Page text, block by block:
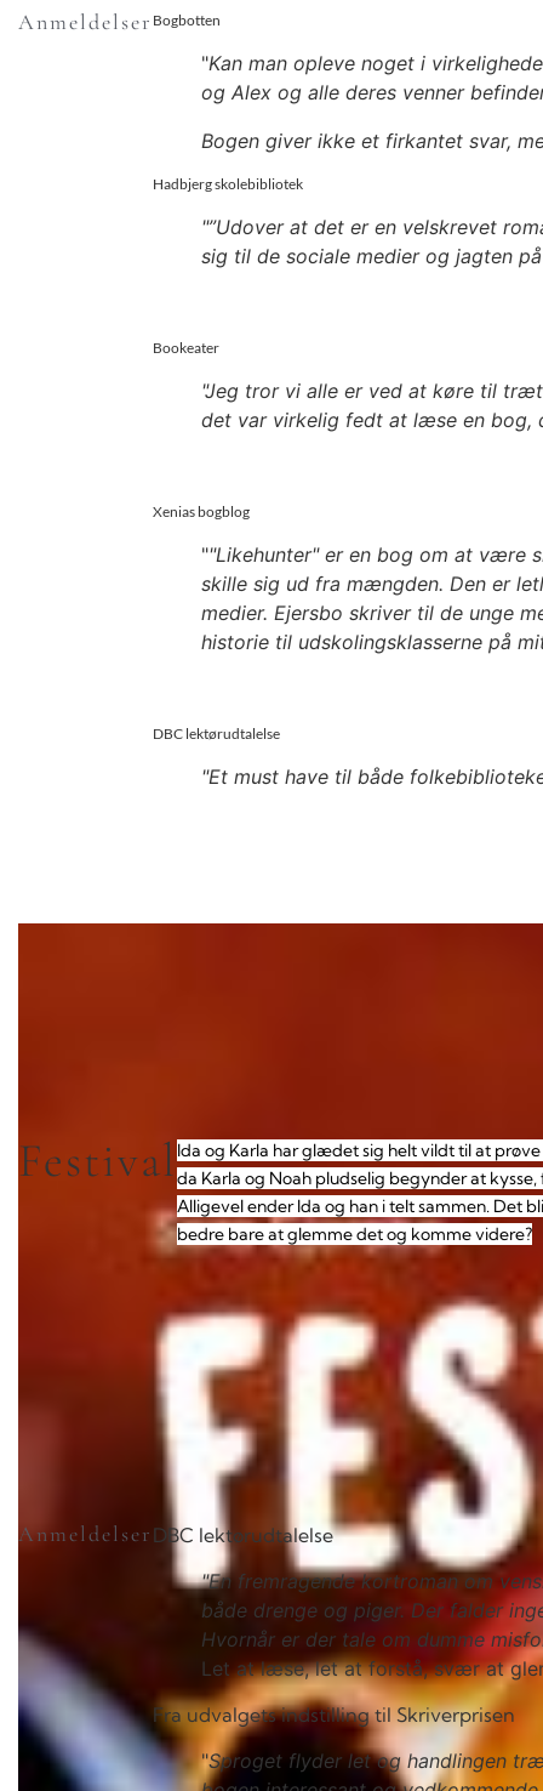
Anmeldelser Bogbotten
"Kan man opleve noget i
og Alex og alle deres venner
Bogen giver ikke et firkantet svar,
Hadbjerg skolebibliotek
"”Udover at det er en velskrevet
sig til de sociale medier og jagten på
Bookeater
"Jeg tror vi alle er ved at køre til
det var virkelig fedt at læse en bog,
Xenias bogblog
""Likehunter" er en bog om at være
skille sig ud fra mængden. Den er
medier. Ejersbo skriver til de unge
historie til udskolingsklasserne på
DBC lektørudtalelse
"Et must have til både
Festival Ida og Karla har glædet sig helt vildt til at
da Karla og Noah pludselig begynder at
Alligevel ender Ida og han i telt sammen. Det
bedre bare at glemme det og komme videre?
Anmeldelser DBC lektørudtalelse
"En fremragende kortroman om
både drenge og piger. Der falder
Hvornår er der tale om dumme
Let at læse, let at forstå, svær at
Fra udvalgets indstilling til Skriverprisen
"Sproget flyder let og handlingen